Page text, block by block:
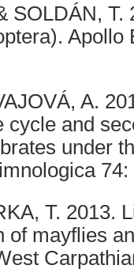
SOLDÁN, T.
Apollo
A.
and
under
74:
T. 2013.
of mayflies